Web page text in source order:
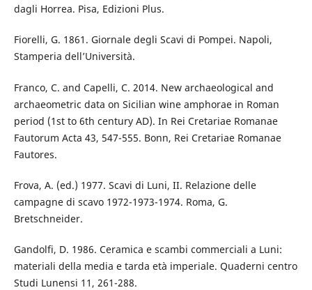
dagli Horrea. Pisa, Edizioni Plus.
Fiorelli, G. 1861. Giornale degli Scavi di Pompei. Napoli,
Stamperia dell’Università.
Franco, C. and Capelli, C. 2014. New archaeological and
archaeometric data on Sicilian wine amphorae in Roman
period (1st to 6th century AD). In Rei Cretariae Romanae
Fautorum Acta 43, 547-555. Bonn, Rei Cretariae Romanae
Fautores.
Frova, A. (ed.) 1977. Scavi di Luni, II. Relazione delle
campagne di scavo 1972-1973-1974. Roma, G.
Bretschneider.
Gandolfi, D. 1986. Ceramica e scambi commerciali a Luni:
materiali della media e tarda età imperiale. Quaderni centro
Studi Lunensi 11, 261-288.